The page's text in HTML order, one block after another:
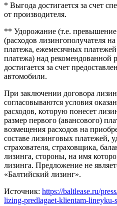
* Выгода достигается за счет
от производителя.
** Удорожание (т.е.
(расходов лизингополучателя
платежа, ежемесячных
платежа) над рекомендованной
достигается за счет
автомобили.
При заключении договора
согласовываются условия
расходов, которую понесет
размер первого (авансового)
возмещения расходов на
составе лизинговых платежей,
страхователя, страховщика,
лизинга, стороны, на имя
лизинга. Предложение не
«Балтийский лизинг».
Источник: https://baltlease.ru/
lizing-predlagaet-klientam-lineyku-